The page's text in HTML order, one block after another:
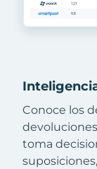
Conoce los
toma